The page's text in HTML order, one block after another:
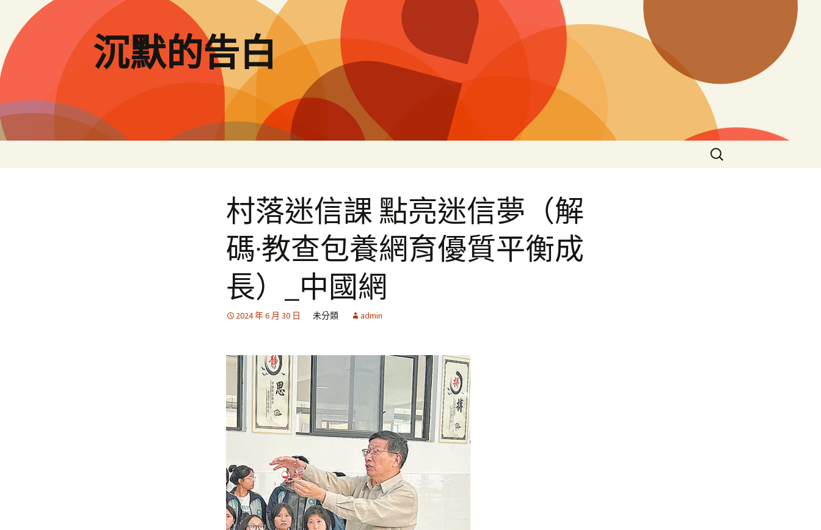
要
內
容
沉默的告白
搜
尋
村落迷信課 點亮迷信夢（解
碼·教查包養網育優質平衡成
長）_中國網
2024 年 6 月 30 日 未分類 admin